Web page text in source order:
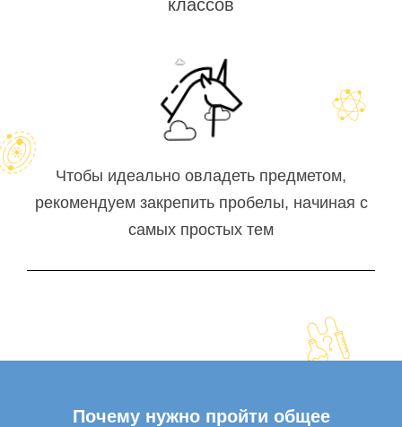
классов
Чтобы идеально овладеть предметом,
рекомендуем закрепить пробелы, начиная с
самых простых тем
Почему нужно пройти общее